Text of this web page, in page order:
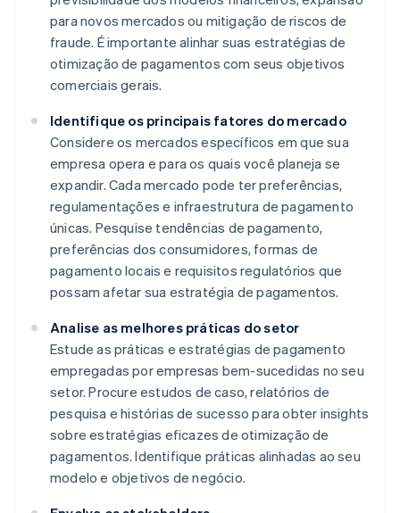
para novos mercados ou mitigação de riscos de
fraude. É importante alinhar suas estratégias de
otimização de pagamentos com seus objetivos
comerciais gerais.
Identifique os principais fatores do mercado
Considere os mercados específicos em que sua
empresa opera e para os quais você planeja se
expandir. Cada mercado pode ter preferências,
regulamentações e infraestrutura de pagamento
únicas. Pesquise tendências de pagamento,
preferências dos consumidores, formas de
pagamento locais e requisitos regulatórios que
possam afetar sua estratégia de pagamentos.
Analise as melhores práticas do setor
Estude as práticas e estratégias de pagamento
empregadas por empresas bem-sucedidas no seu
setor. Procure estudos de caso, relatórios de
pesquisa e histórias de sucesso para obter insights
sobre estratégias eficazes de otimização de
pagamentos. Identifique práticas alinhadas ao seu
modelo e objetivos de negócio.